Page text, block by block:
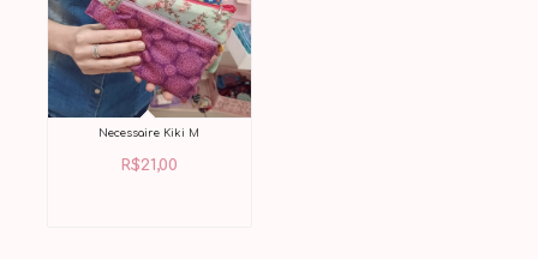
Necessaire Kiki M
R$21,00